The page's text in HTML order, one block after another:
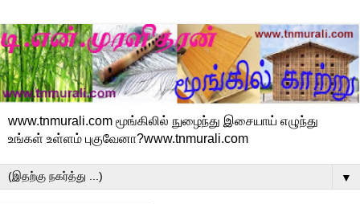
www.tnmurali.com மூங்கிலில் நுழைந்து இசையாய் எழுந்து
உங்கள் உள்ளம் புகுவேனா?www.tnmurali.com
▼